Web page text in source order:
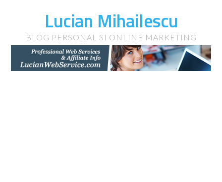
Lucian Mihailescu
BLOG PERSONAL SI ONLINE MARKETING